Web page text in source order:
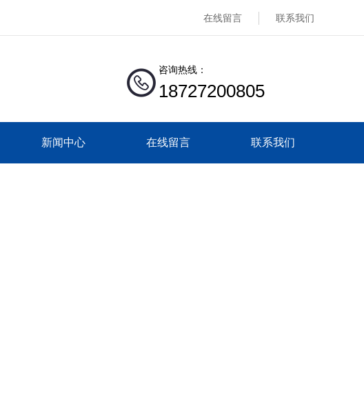
在线留言 联系我们
咨询热线：
18727200805
新闻中心 在线留言 联系我们